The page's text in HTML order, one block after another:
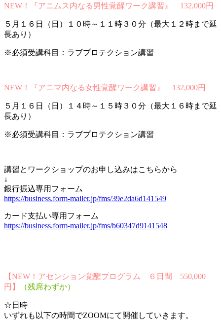
NEW！『アニムス内なる男性覚醒ワーク講習』 132,000円
５月１６日（日）１０時～１１時３０分（最大１２時まで延
長あり）
※必須受講科目：ラブプロテクション講習
NEW！『アニマ内なる女性覚醒ワーク講習』 132,000円
５月１６日（日）１４時～１５時３０分（最大１６時まで延
長あり）
※必須受講科目：ラブプロテクション講習
講習とワークショップのお申し込みはこちらから
↓
銀行振込専用フォーム
https://business.form-mailer.jp/fms/39e2da6d141549
カード支払い専用フォーム
https://business.form-mailer.jp/fms/b60347d9141548
【NEW！アセンション覚醒プログラム ６日間 550,000
円】
（残席わずか）
☆日時
いずれも以下の時間でZOOMにて開催していきます。